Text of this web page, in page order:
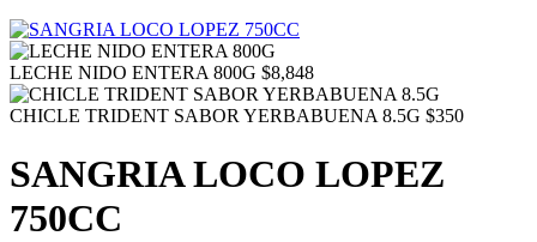
LECHE NIDO ENTERA 800G $8,848
CHICLE TRIDENT SABOR YERBABUENA 8.5G $350
SANGRIA LOCO LOPEZ
750CC